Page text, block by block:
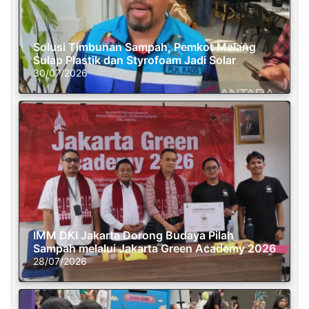
Solusi Timbunan Sampah, Pemkot Malang
Sulap Plastik dan Styrofoam Jadi Solar
30/07/2026
IMM DKI Jakarta Dorong Budaya Pilah
Sampah melalui Jakarta Green Academy 2026
28/07/2026